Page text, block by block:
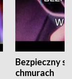
Bezpieczny
chmurach